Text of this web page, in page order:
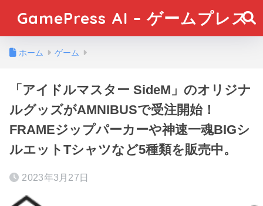
GamePress AI – ゲームプレス
ホーム ゲーム
「アイドルマスター SideM」のオリジナ
ルグッズがAMNIBUSで受注開始！
FRAMEジップパーカーや神速一魂BIGシ
ルエットTシャツなど5種類を販売中。
2023年3月27日